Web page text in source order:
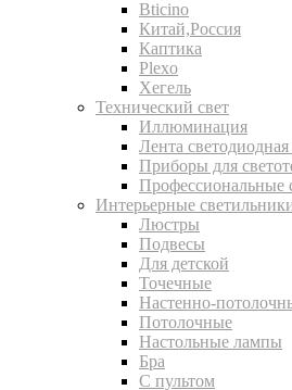
Bticino
Китай,Россия
Каптика
Plexo
Хегель
Технический свет
Иллюминация
Лента
Приборы для
Профессиональные
Интерьерные
Люстры
Подвесы
Для детской
Точечные
Настенно-
Потолочные
Настольные лампы
Бра
С пультом